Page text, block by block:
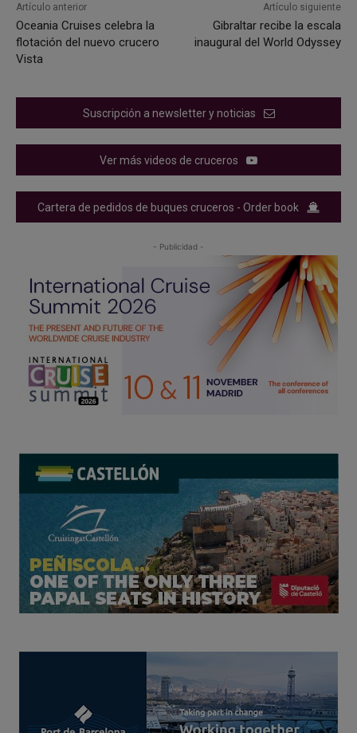
Artículo anterior
Oceania Cruises celebra la
flotación del nuevo crucero
Vista
Artículo siguiente
Gibraltar recibe la escala
inaugural del World Odyssey
Suscripción a newsletter y noticias
Ver más videos de cruceros
Cartera de pedidos de buques cruceros - Order book
- Publicidad -